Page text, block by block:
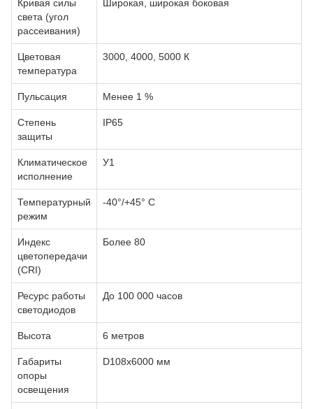
Кривая силы
света (угол
рассеивания)
Широкая, широкая боковая
Цветовая
температура
3000, 4000, 5000 К
Пульсация Менее 1 %
Степень
защиты
IP65
Климатическое
исполнение
У1
Температурный
режим
-40°/+45° С
Индекс
цветопередачи
(CRI)
Более 80
Ресурс работы
светодиодов
До 100 000 часов
Высота 6 метров
Габариты
опоры
освещения
D108х6000 мм